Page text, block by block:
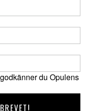
du Opulens